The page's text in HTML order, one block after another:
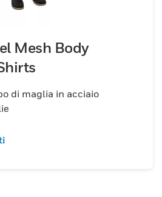
Mesh Body
di maglia in acciaio